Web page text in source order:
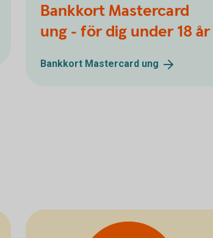
Bankkort Mastercard
ung - för dig under 18 år
Bankkort Mastercard ung